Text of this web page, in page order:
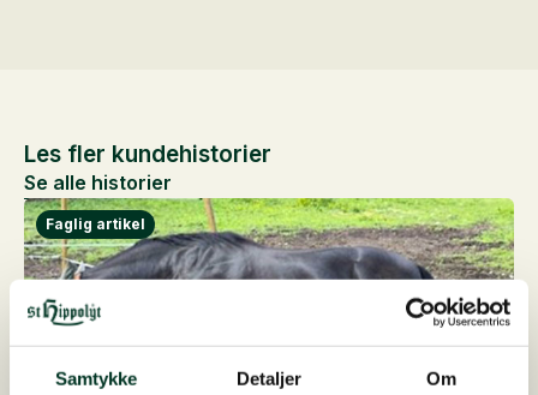
Samtykke Detaljer Om
Les fler kundehistorier
Se alle historier